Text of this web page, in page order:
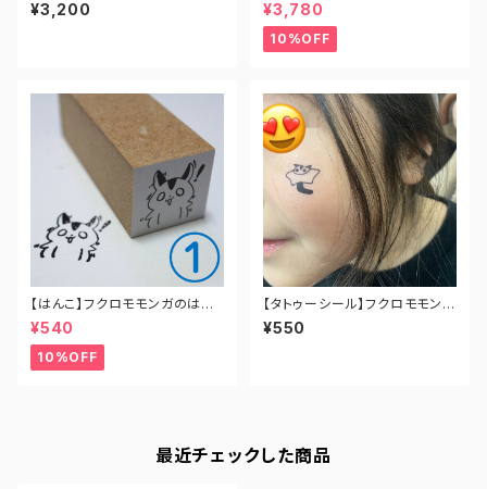
¥3,200 ¥3,780
10%OFF
【はんこ】フクロモモンガのはん
こ（全8種）
¥540
10%OFF
【タトゥーシール】フクロモモンガ
イラスト&ロゴ（B7サイズ）
¥550
最近チェックした商品